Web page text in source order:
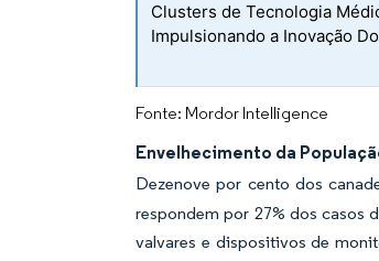
Clusters de Tecnologia
Impulsionando a Inovação
Fonte: Mordor Intelligence
Envelhecimento da
Dezenove por cento dos
respondem por 27% dos casos
valvares e dispositivos de